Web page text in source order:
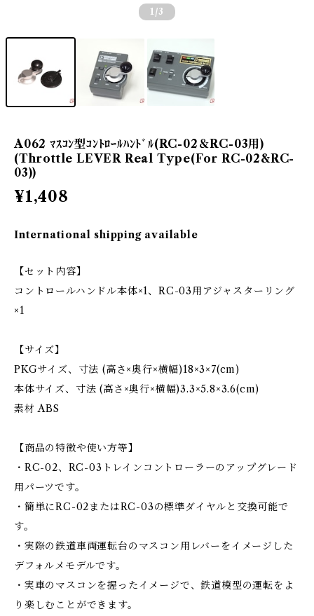
1 /3
A062 ﾏｽｺﾝ型ｺﾝﾄﾛｰﾙﾊﾝﾄﾞﾙ(RC-02＆RC-03用)
(Throttle LEVER Real Type(For RC-02&RC-
03))
¥1,408
International shipping available
【セット内容】
コントロールハンドル本体×1、RC-03用アジャスターリング
×1
【サイズ】
PKGサイズ、寸法 (高さ×奥行×横幅)18×3×7(cm)
本体サイズ、寸法 (高さ×奥行×横幅)3.3×5.8×3.6(cm)
素材 ABS
【商品の特徴や使い方等】
・RC-02、RC-03トレインコントローラーのアップグレード
用パーツです。
・簡単にRC-02またはRC-03の標準ダイヤルと交換可能で
す。
・実際の鉄道車両運転台のマスコン用レバーをイメージした
デフォルメモデルです。
・実車のマスコンを握ったイメージで、鉄道模型の運転をよ
り楽しむことができます。